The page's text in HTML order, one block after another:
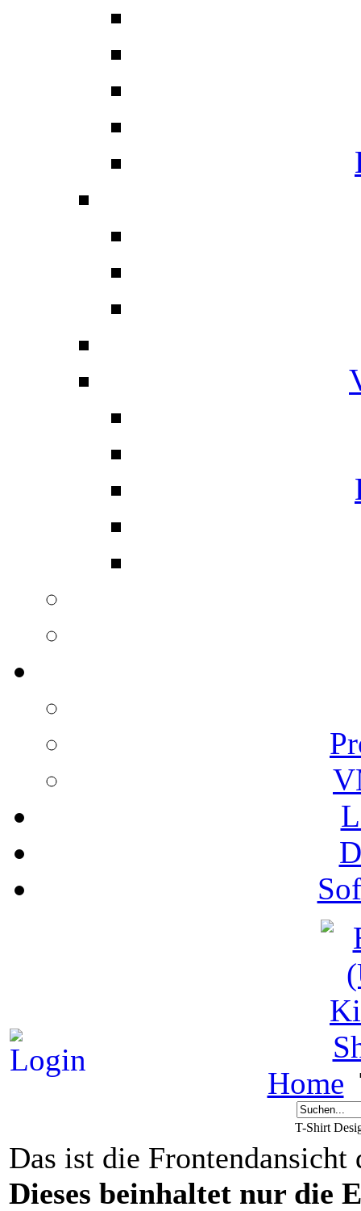
Home
T-Shirt
Das ist die
Dieses beinhaltet nur die